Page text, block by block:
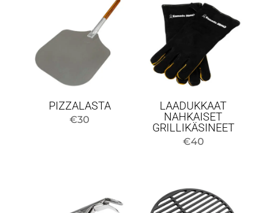
PIZZALASTA
€30
LAADUKKAAT
NAHKAISET
GRILLIKÄSINEET
€40